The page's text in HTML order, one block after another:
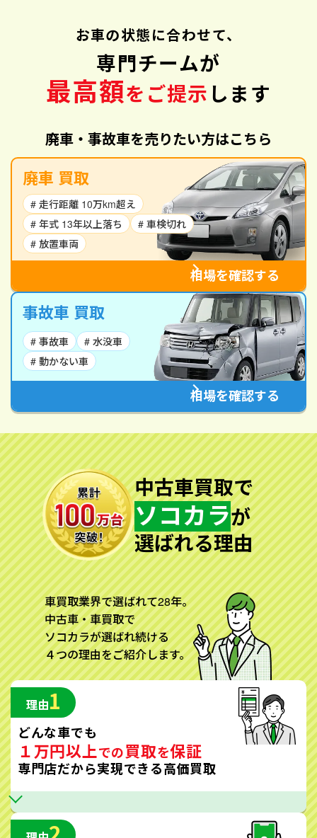
お車の状態に合わせて、
専門チームが
最高額をご提示 します
廃車・事故車を売りたい方はこちら
廃車 買取
# 走行距離 10万km超え
# 年式 13年以上落ち
# 車検切れ
# 放置車両
相場を確認する
事故車 買取
# 事故車
# 水没車
# 動かない車
相場を確認する
中古車買取で
ソコカラが
選ばれる理由
車買取業界で選ばれて28年。
中古車・車買取で
ソコカラが選ばれ続ける
４つの理由をご紹介します。
理由1
どんな車でも
１万円以上での買取を保証
専門店だから実現できる高価買取